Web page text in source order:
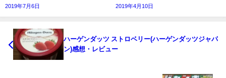
2019年7月6日 2019年4月10日
ハーゲンダッツ ストロベリー(ハーゲンダッツジャパ
ン)感想・レビュー